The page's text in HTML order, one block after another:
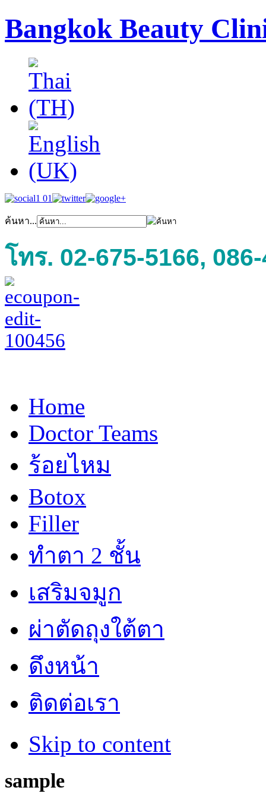
Bangkok Beauty
ค้นหา...
โทร. 02-675-5166,
Home
Doctor Teams
ร้อยไหม
Botox
Filler
ทำตา 2 ชั้น
เสริมจมูก
ผ่าตัดถุงใต้ตา
ดึงหน้า
ติดต่อเรา
Skip to content
sample